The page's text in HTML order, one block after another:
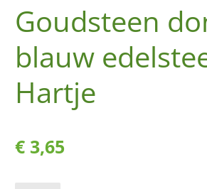
Goudsteen
blauw
Hartje
€ 3,65